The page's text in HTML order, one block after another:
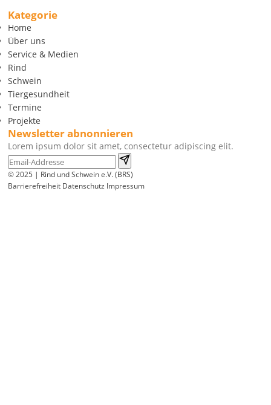
Kategorie
Home
Über uns
Service & Medien
Rind
Schwein
Tiergesundheit
Termine
Projekte
Newsletter abnonnieren
Lorem ipsum dolor sit amet, consectetur adipiscing elit.
© 2025 | Rind und Schwein e.V. (BRS)
Barrierefreiheit Datenschutz Impressum